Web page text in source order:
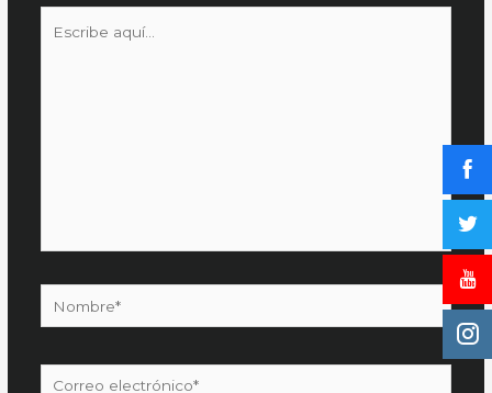
Nombre*